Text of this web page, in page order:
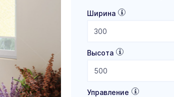
Ширина
Высота
Управление